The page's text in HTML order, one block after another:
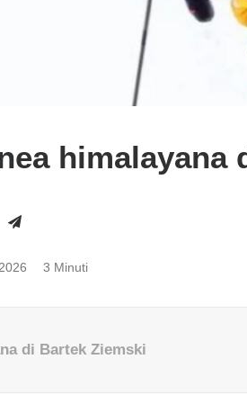
himalayana
3 Minuti
di Bartek Ziemski